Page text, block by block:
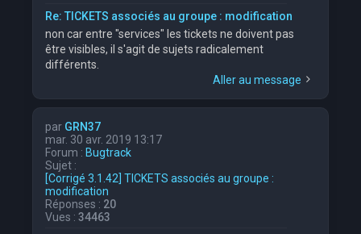
Re: TICKETS associés au groupe : modification
non car entre "services" les tickets ne doivent pas
être visibles, il s'agit de sujets radicalement
différents.
Aller au message
par GRN37
mar. 30 avr. 2019 13:17
Forum : Bugtrack
Sujet :
[Corrigé 3.1.42] TICKETS associés au groupe :
modification
Réponses : 20
Vues : 34463